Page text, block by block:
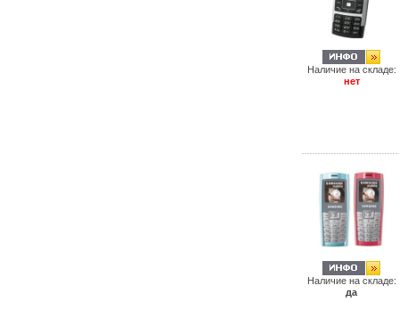
Наличие на складе:
нет
Наличие на складе:
да